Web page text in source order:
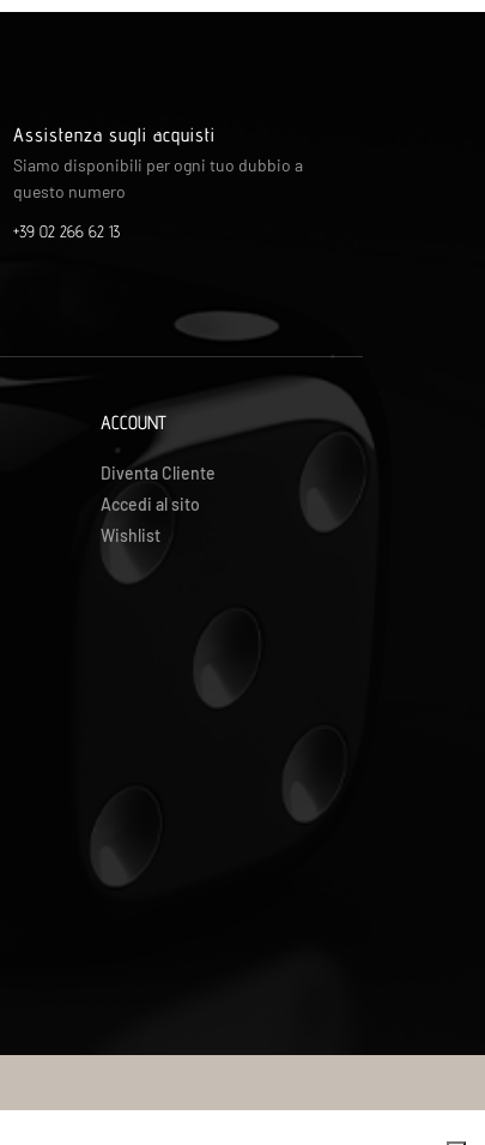
Assistenza sugli acquisti
Siamo disponibili per ogni tuo dubbio a
questo numero
+39 02 266 62 13
ACCOUNT
Diventa Cliente
Accedi al sito
Wishlist